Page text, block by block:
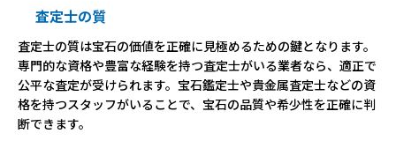
査定士の質
査定士の質は宝石の価値を正確に見極めるための鍵となります。
専門的な資格や豊富な経験を持つ査定士がいる業者なら、適正で
公平な査定が受けられます。宝石鑑定士や貴金属査定士などの資
格を持つスタッフがいることで、宝石の品質や希少性を正確に判
断できます。